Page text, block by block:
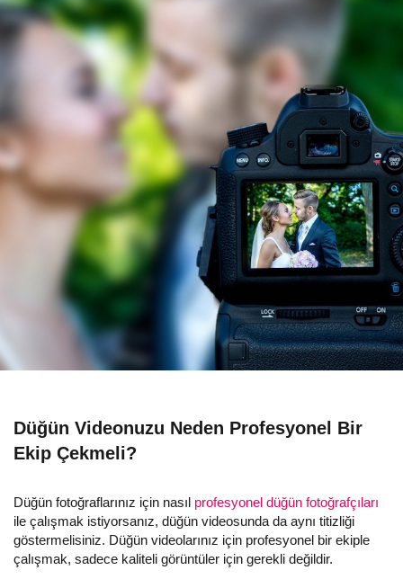
Düğün Videonuzu Neden Profesyonel Bir
Ekip Çekmeli?
Düğün fotoğraflarınız için nasıl profesyonel düğün fotoğrafçıları
ile çalışmak istiyorsanız, düğün videosunda da aynı titizliği
göstermelisiniz. Düğün videolarınız için profesyonel bir ekiple
çalışmak, sadece kaliteli görüntüler için gerekli değildir.